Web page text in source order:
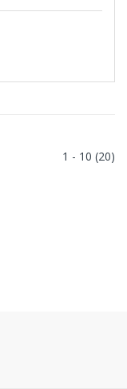
1 - 10 (20)